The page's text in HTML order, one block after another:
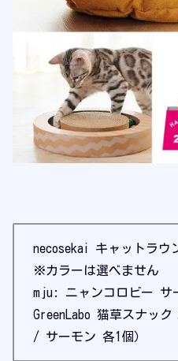
necosekai キャットラウ
※カラーは選べません
mju: ニャンコロビー サ
GreenLabo 猫草スナッ
/ サーモン 各1個）